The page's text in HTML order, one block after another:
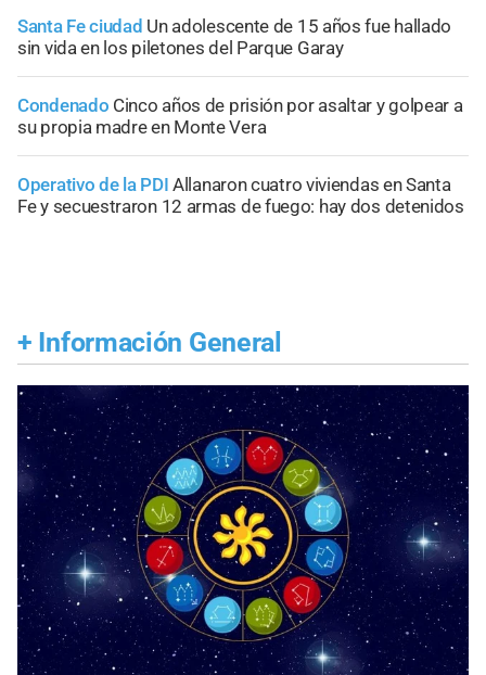
Santa Fe ciudad Un adolescente de 15 años fue hallado
sin vida en los piletones del Parque Garay
Condenado Cinco años de prisión por asaltar y golpear a
su propia madre en Monte Vera
Operativo de la PDI Allanaron cuatro viviendas en Santa
Fe y secuestraron 12 armas de fuego: hay dos detenidos
+ Información General